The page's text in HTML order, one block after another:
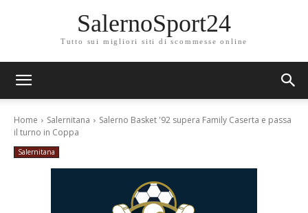
SalernoSport24
Tutto sui migliori siti di scommesse online
Home Salernitana
Salerno Basket '92 supera Family Caserta e passa
il turno in Coppa
Salernitana